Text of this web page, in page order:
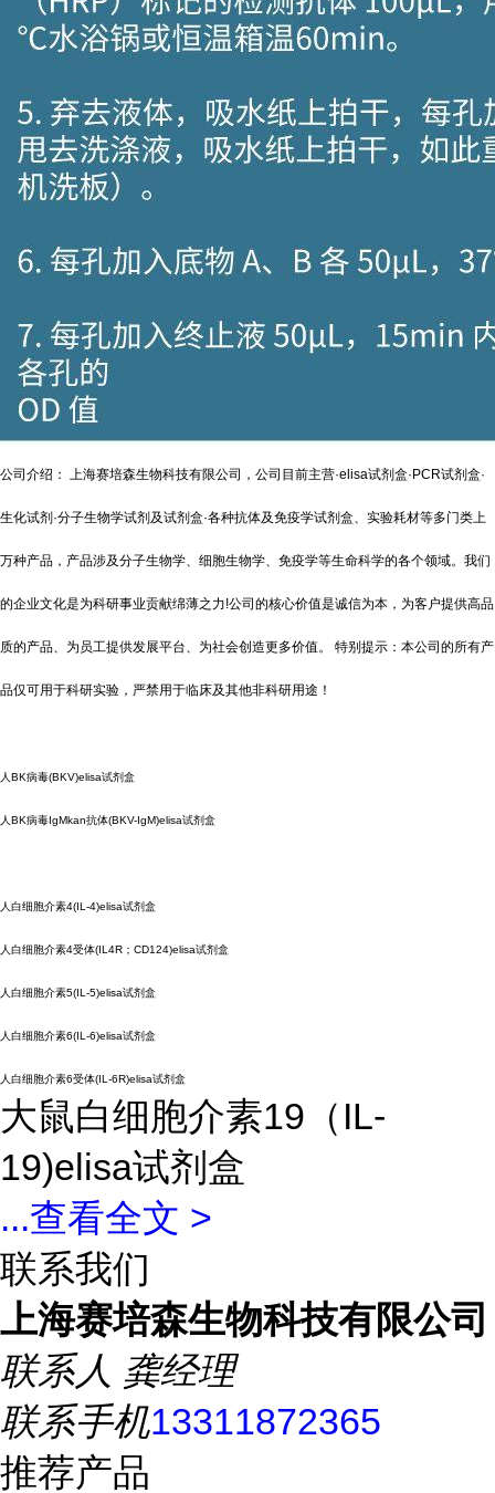
公司介绍： 上海赛培森生物科技有限公司，公司目前主营·elisa试剂盒·PCR试剂盒·
生化试剂·分子生物学试剂及试剂盒·各种抗体及免疫学试剂盒、实验耗材等多门类上
万种产品，产品涉及分子生物学、细胞生物学、免疫学等生命科学的各个领域。我们
的企业文化是为科研事业贡献绵薄之力!公司的核心价值是诚信为本，为客户提供高品
质的产品、为员工提供发展平台、为社会创造更多价值。 特别提示：本公司的所有产
品仅可用于科研实验，严禁用于临床及其他非科研用途！
人BK病毒(BKV)elisa试剂盒
人BK病毒IgMkan抗体(BKV-IgM)elisa试剂盒
人白细胞介素4(IL-4)elisa试剂盒
人白细胞介素4受体(IL4R；CD124)elisa试剂盒
人白细胞介素5(IL-5)elisa试剂盒
人白细胞介素6(IL-6)elisa试剂盒
人白细胞介素6受体(IL-6R)elisa试剂盒
大鼠白细胞介素19（IL-
19)elisa试剂盒
...查看全文 >
联系我们
上海赛培森生物科技有限公司
联系人 龚经理
联系手机13311872365
推荐产品